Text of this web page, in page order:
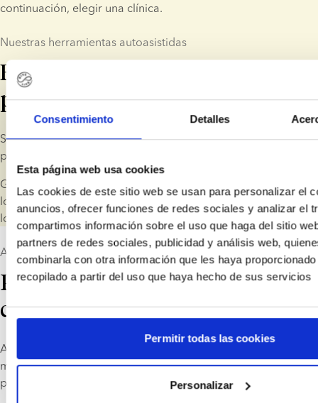
Consentimiento Detalles
Esta página web usa cookies
Las cookies de este sitio web se usan para personalizar el
anuncios, ofrecer funciones de redes sociales y analizar el
compartimos información sobre el uso que haga del sitio
partners de redes sociales, publicidad y análisis web,
combinarla con otra información que les haya
recopilado a partir del uso que haya hecho de sus servicios
Permitir todas las cookies
Personalizar
continuación, elegir una clínica.
Nuestras herramientas autoasistidas
Encontrar un donante que se
parezca a usted
Si está buscando un donante que se parezca a usted o a su
pareja, nuestro sistema Photo Match es la solución perfecta.
Gracias a nuestra avanzada tecnología, podemos indicarle
los donantes que más se parecen a usted o a su pareja. Todo
lo que tiene que hacer es subir una foto.
Ayudamos a las familias
Perfiles de donantes de alta
calidad
Al recopilar el perfil de un donante tenemos dos objetivos en
mente: uno es asegurarnos de que usted, como cliente,
pueda tomar una decisión informada sobre su donante.